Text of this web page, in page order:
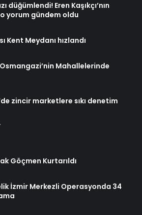
düğümlendi! Eren Kaşıkçı’nın
yorum gündem oldu
Kent Meydanı hızlandı
Mahallelerinde
zincir marketlere sıkı denetim
Göçmen Kurtarıldı
İzmir Merkezli Operasyonda 34